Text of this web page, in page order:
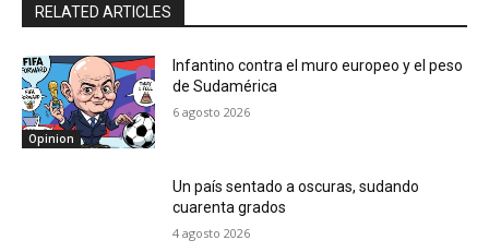
RELATED ARTICLES
Opinion
Infantino contra el muro europeo y el peso
de Sudamérica
6 agosto 2026
Un país sentado a oscuras, sudando
cuarenta grados
4 agosto 2026